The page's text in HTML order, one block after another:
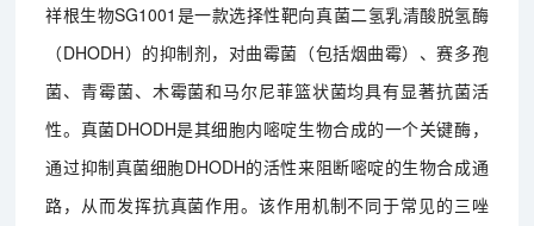
祥根生物SG1001是一款选择性靶向真菌二氢乳清酸脱氢酶
（DHODH）的抑制剂，对曲霉菌（包括烟曲霉）、赛多孢
菌、青霉菌、木霉菌和马尔尼菲篮状菌均具有显著抗菌活
性。真菌DHODH是其细胞内嘧啶生物合成的一个关键酶，
通过抑制真菌细胞DHODH的活性来阻断嘧啶的生物合成通
路，从而发挥抗真菌作用。该作用机制不同于常见的三唑